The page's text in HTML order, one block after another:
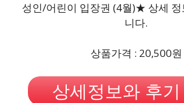
성인/어린이 입장권 (4월)★ 상세 정
니다.
상품가격 : 20,500원
상세정보와 후